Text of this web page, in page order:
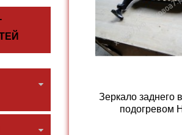
Зеркало заднего
подогревом